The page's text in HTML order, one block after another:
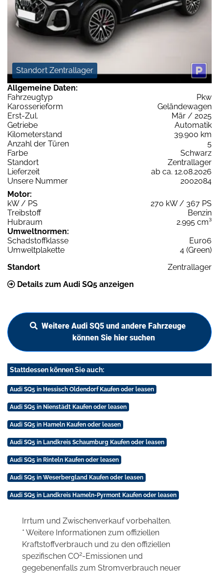
Standort Zentrallager
Allgemeine Daten:
Fahrzeugtyp
Pkw
Karosserieform
Geländewagen
Erst-Zul.
Mär / 2025
Getriebe
Automatik
Kilometerstand
39.900 km
Anzahl der Türen
5
Farbe
Schwarz
Standort
Zentrallager
Lieferzeit
ab ca. 12.08.2026
Unsere Nummer
2002084
Motor:
kW / PS
270 kW / 367 PS
Treibstoff
Benzin
Hubraum
2.995 cm³
Umweltnormen:
Schadstoffklasse
Euro6
Umweltplakette
4 (Green)
Standort
Zentrallager
Details zum Audi SQ5 anzeigen
Weitere Audi SQ5 und andere Fahrzeuge
können Sie hier suchen
Stattdessen können Sie auch:
Audi SQ5 in Hessisch Oldendorf Kaufen oder leasen
Audi SQ5 in Nienstädt Kaufen oder leasen
Audi SQ5 in Hameln Kaufen oder leasen
Audi SQ5 in Landkreis Schaumburg Kaufen oder leasen
Audi SQ5 in Rinteln Kaufen oder leasen
Audi SQ5 in Weserbergland Kaufen oder leasen
Audi SQ5 in Landkreis Hameln-Pyrmont Kaufen oder leasen
Irrtum und Zwischenverkauf vorbehalten.
* Weitere Informationen zum offiziellen
Kraftstoffverbrauch und zu den offiziellen
spezifischen CO2-Emissionen und
gegebenenfalls zum Stromverbrauch neuer